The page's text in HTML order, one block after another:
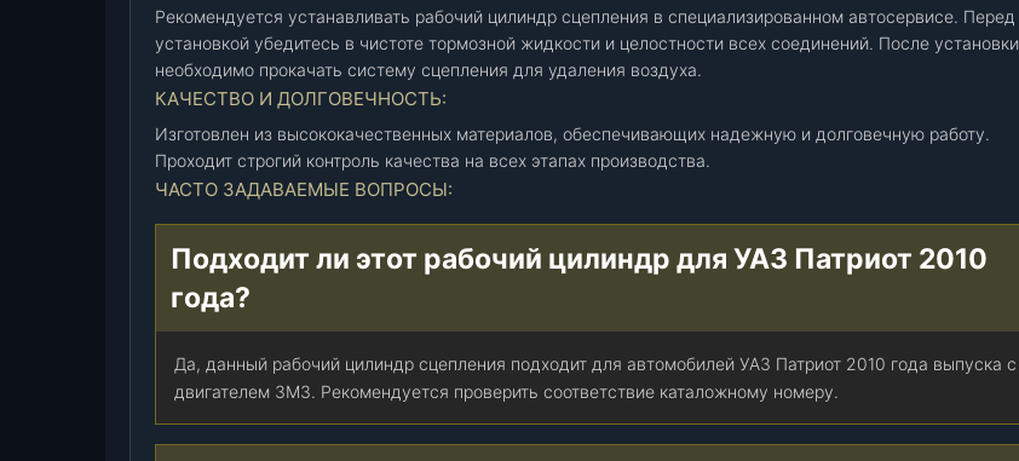
1
6
0
5
-
5
Рекомендуется устанавливать рабочий цилиндр сцепления в специализированном автосервисе. Перед
установкой убедитесь в чистоте тормозной жидкости и целостности всех соединений. После установки
необходимо прокачать систему сцепления для удаления воздуха.
КАЧЕСТВО И ДОЛГОВЕЧНОСТЬ:
Изготовлен из высококачественных материалов, обеспечивающих надежную и долговечную работу.
Проходит строгий контроль качества на всех этапах производства.
ЧАСТО ЗАДАВАЕМЫЕ ВОПРОСЫ:
Подходит ли этот рабочий цилиндр для УАЗ Патриот 2010
года?
Да, данный рабочий цилиндр сцепления подходит для автомобилей УАЗ Патриот 2010 года выпуска с
двигателем ЗМЗ. Рекомендуется проверить соответствие каталожному номеру.